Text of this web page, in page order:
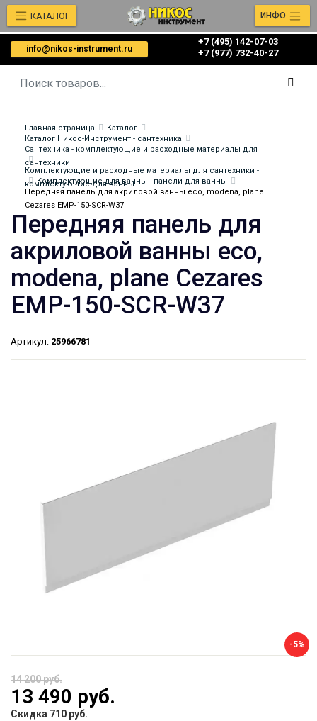
info@nikos-instrument.ru
+7 (495) 142-07-03
‎‎+7 (977) 732-40-27
КАТАЛОГ ИНФО
Главная страница
Каталог
Каталог Никос-Инструмент - сантехника
Сантехника - комплектующие и расходные материалы для
сантехники
Комплектующие и расходные материалы для сантехники -
комплектующие для ванны
Комплектующие для ванны - панели для ванны
Передняя панель для акриловой ванны eco, modena, plane
Cezares EMP-150-SCR-W37
Передняя панель для
акриловой ванны eco,
modena, plane Cezares
EMP-150-SCR-W37
Артикул: 25966781
-5%
14 200 руб.
13 490 руб.
Скидка 710 руб.